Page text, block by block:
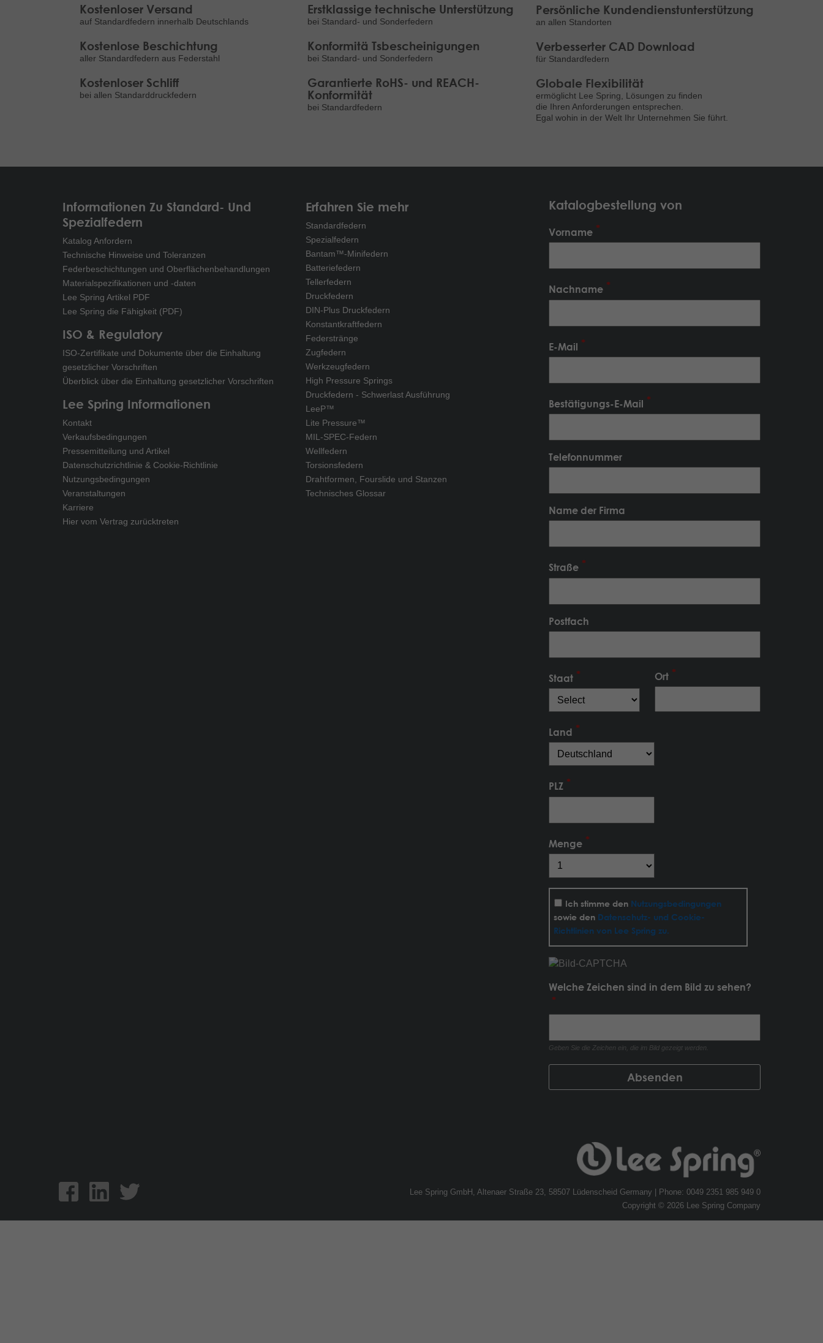
Kostenloser Versand
auf Standardfedern innerhalb Deutschlands
Kostenlose Beschichtung
aller Standardfedern aus Federstahl
Kostenloser Schliff
bei allen Standarddruckfedern
Erstklassige technische Unterstützung
bei Standard- und Sonderfedern
Konformitä Tsbescheinigungen
bei Standard- und Sonderfedern
Garantierte RoHS- und REACH-
Konformität
bei Standardfedern
Persönliche Kundendienstunterstützung
an allen Standorten
Verbesserter CAD Download
für Standardfedern
Globale Flexibilität
ermöglicht Lee Spring, Lösungen zu finden
die Ihren Anforderungen entsprechen.
Egal wohin in der Welt Ihr Unternehmen Sie führt.
Informationen Zu Standard- Und
Spezialfedern
Katalog Anfordern
Technische Hinweise und Toleranzen
Federbeschichtungen und Oberflächenbehandlungen
Materialspezifikationen und -daten
Lee Spring Artikel PDF
Lee Spring die Fähigkeit (PDF)
Erfahren Sie mehr
Standardfedern
Spezialfedern
Bantam™-Minifedern
Batteriefedern
Tellerfedern
Druckfedern
DIN-Plus Druckfedern
Konstantkraftfedern
Federstränge
Zugfedern
Werkzeugfedern
High Pressure Springs
Druckfedern - Schwerlast Ausführung
LeeP™
Lite Pressure™
MIL-SPEC-Federn
Wellfedern
Torsionsfedern
Drahtformen, Fourslide und Stanzen
Technisches Glossar
ISO & Regulatory
ISO-Zertifikate und Dokumente über die Einhaltung
gesetzlicher Vorschriften
Überblick über die Einhaltung gesetzlicher Vorschriften
Lee Spring Informationen
Kontakt
Verkaufsbedingungen
Pressemitteilung und Artikel
Datenschutzrichtlinie & Cookie-Richtlinie
Nutzungsbedingungen
Veranstaltungen
Karriere
Hier vom Vertrag zurücktreten
Katalogbestellung von
Vorname
Nachname
E-Mail
Bestätigungs-E-Mail
Telefonnummer
Name der Firma
Straße
Postfach
Staat Ort
Land
PLZ
Menge
Ich stimme den Nutzungsbedingungen
sowie den Datenschutz- und Cookie-
Richtlinien von Lee Spring zu.
Welche Zeichen sind in dem Bild zu sehen?
Geben Sie die Zeichen ein, die im Bild gezeigt werden.
Lee Spring GmbH, Altenaer Straße 23, 58507 Lüdenscheid Germany | Phone: 0049 2351 985 949 0
Copyright © 2026 Lee Spring Company